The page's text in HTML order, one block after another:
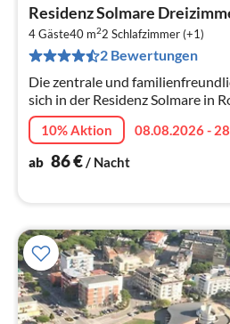
Residenz Solmare
4 Gäste40 m22 Schlafzimmer (+1)
2 Bewertungen
Die zentrale und
sich in der Residenz Solmare in
Anlage wird von Wald umrandet
Ruhe.
10% Aktion
08.08.2026 -
ab 86€/ Nacht